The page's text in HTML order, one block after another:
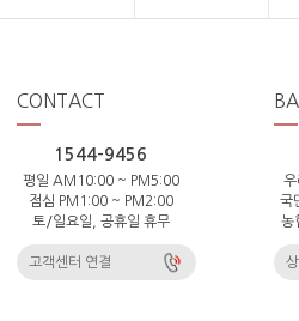
CONTACT
1544-9456
평일 AM10:00 ~ PM5:00
점심 PM1:00 ~ PM2:00
토/일요일, 공휴일 휴무
고객센터 연결
국
농